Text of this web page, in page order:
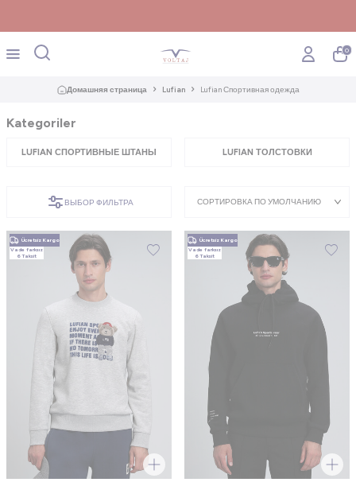
0
Домашняя страница Lufian Lufian Спортивная одежда
Kategoriler
LUFIAN СПОРТИВНЫЕ ШТАНЫ LUFIAN ТОЛСТОВКИ
ВЫБОР ФИЛЬТРА
Ücretsiz Kargo
Vade farksız
6 Taksit
Ücretsiz Kargo
Vade farksız
6 Taksit